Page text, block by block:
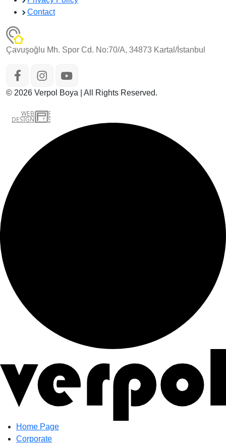
Contact
Çavuşoğlu Mh. Spor Cd. No:70/A, 34873 Kartal/İstanbul
© 2026 Verpol Boya | All Rights Reserved.
WEB
DESIGN
İSTANBUL WEB TASARIM AJANSI - PENTA YAZILIM
Home Page
Corporate